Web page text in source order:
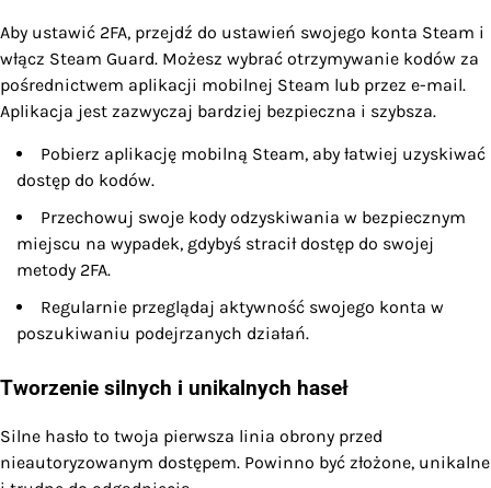
Aby ustawić 2FA, przejdź do ustawień swojego konta Steam i
włącz Steam Guard. Możesz wybrać otrzymywanie kodów za
pośrednictwem aplikacji mobilnej Steam lub przez e-mail.
Aplikacja jest zazwyczaj bardziej bezpieczna i szybsza.
Pobierz aplikację mobilną Steam, aby łatwiej uzyskiwać
dostęp do kodów.
Przechowuj swoje kody odzyskiwania w bezpiecznym
miejscu na wypadek, gdybyś stracił dostęp do swojej
metody 2FA.
Regularnie przeglądaj aktywność swojego konta w
poszukiwaniu podejrzanych działań.
Tworzenie silnych i unikalnych haseł
Silne hasło to twoja pierwsza linia obrony przed
nieautoryzowanym dostępem. Powinno być złożone, unikalne